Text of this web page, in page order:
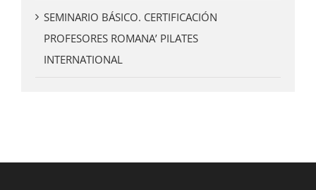
SEMINARIO BÁSICO. CERTIFICACIÓN
PROFESORES ROMANA’ PILATES
INTERNATIONAL